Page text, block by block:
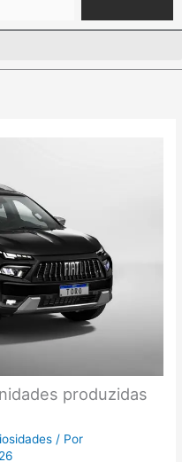
produzidas
/ Por